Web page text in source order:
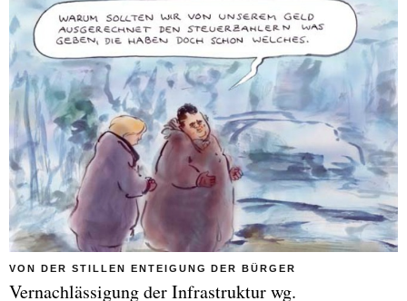
VON DER STILLEN ENTEIGUNG DER BÜRGER
Vernachlässigung der Infrastruktur wg.